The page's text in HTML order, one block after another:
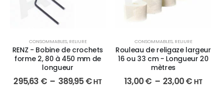
CONSOMMABLES, RELIURE
RENZ - Bobine de crochets
forme 2, 80 à 450 mm de
longueur
295,63 € – 389,95€ HT
CONSOMMABLES, RELIURE
Rouleau de religaze largeur
16 ou 33 cm - Longueur 20
mètres
13,00€ – 23,00€ HT